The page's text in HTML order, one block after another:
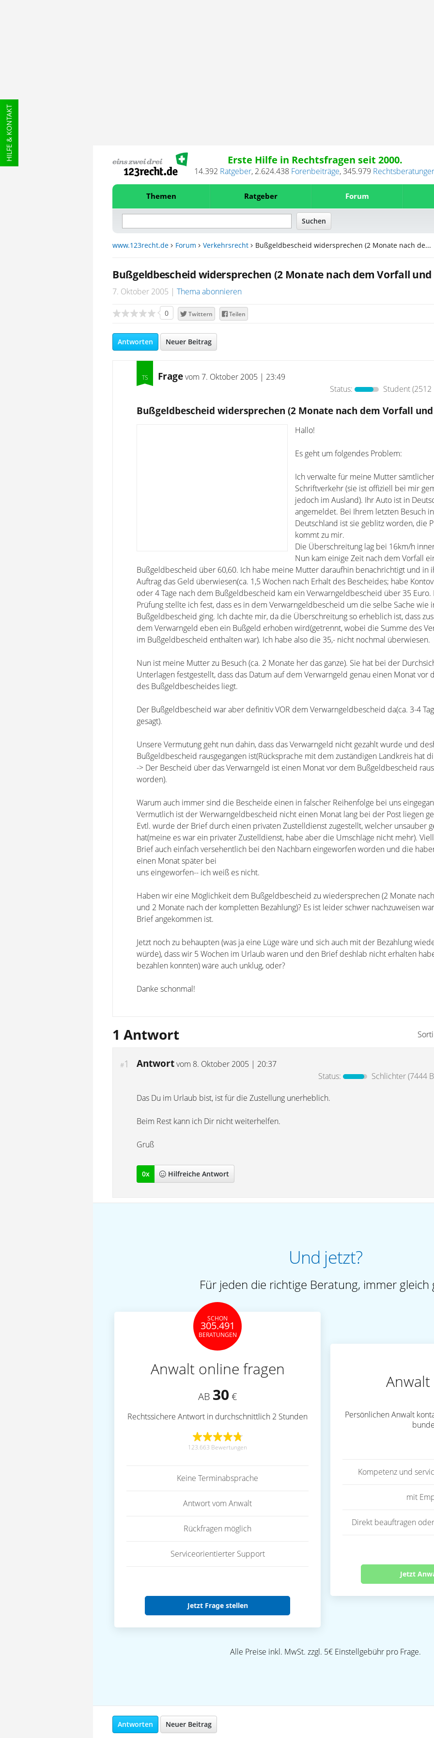
HILFE & KONTAKT Erste Hilfe in Rechtsfragen seit 2000.
14.392 Ratgeber, 2.624.438 Forenbeiträge,345.979
Themen Ratgeber Forum
www.123recht.de Forum Verkehrsrecht Bußgeldbescheid widersprechen (2 Monate nach de...
Bußgeldbescheid widersprechen (2 Monate nach dem Vorfall und
7. Oktober 2005 Thema abonnieren
0 Twittern Teilen
Antworten Neuer Beitrag
Fragevom 7. Oktober 2005 | 23:49
Status:
Student(2512
Bußgeldbescheid widersprechen (2 Monate nach dem Vorfall
Hallo!
Es geht um folgendes Problem:
Ich verwalte für meine Mutter
Schriftverkehr (sie ist offiziell bei mir
jedoch im Ausland). Ihr Auto ist in
angemeldet. Bei Ihrem letzten Besuch in
Deutschland ist sie geblitz worden, die
kommt zu mir.
Die Überschreitung lag bei 16km/h
Nun kam einige Zeit nach dem Vorfall
Bußgeldbescheid über 60,60. Ich habe meine Mutter daraufhin benachrichtigt und in
Auftrag das Geld überwiesen(ca. 1,5 Wochen nach Erhalt des Bescheides; habe
oder 4 Tage nach dem Bußgeldbescheid kam ein Verwarngeldbescheid über 35 Euro.
Prüfung stellte ich fest, dass es in dem Verwarngeldbescheid um die selbe Sache wie
Bußgeldbescheid ging. Ich dachte mir, da die Überschreitung so erheblich ist, dass
dem Verwarngeld eben ein Bußgeld erhoben wird(getrennt, wobei die Summe des
im Bußgeldbescheid enthalten war). Ich habe also die 35,- nicht nochmal überwiesen.
Nun ist meine Mutter zu Besuch (ca. 2 Monate her das ganze). Sie hat bei der
Unterlagen festgestellt, dass das Datum auf dem Verwarngeld genau einen Monat vor
des Bußgeldbescheides liegt.
Der Bußgeldbescheid war aber definitiv VOR dem Verwarngeldbescheid da(ca. 3-4
gesagt).
Unsere Vermutung geht nun dahin, dass das Verwarngeld nicht gezahlt wurde und
Bußgeldbescheid rausgegangen ist(Rücksprache mit dem zuständigen Landkreis hat
-> Der Bescheid über das Verwarngeld ist einen Monat vor dem Bußgeldbescheid
worden).
Warum auch immer sind die Bescheide einen in falscher Reihenfolge bei uns
Vermutlich ist der Werwarngeldbescheid nicht einen Monat lang bei der Post liegen
Evtl. wurde der Brief durch einen privaten Zustelldienst zugestellt, welcher unsauber
hat(meine es war ein privater Zustelldienst, habe aber die Umschläge nicht mehr).
Brief auch einfach versehentlich bei den Nachbarn eingeworfen worden und die
einen Monat später bei
uns eingeworfen-- ich weiß es nicht.
Haben wir eine Möglichkeit dem Bußgeldbescheid zu wiedersprechen (2 Monate
und 2 Monate nach der kompletten Bezahlung)? Es ist leider schwer nachzuweisen
Brief angekommen ist.
Jetzt noch zu behaupten (was ja eine Lüge wäre und sich auch mit der Bezahlung
würde), dass wir 5 Wochen im Urlaub waren und den Brief deshlab nicht erhalten
bezahlen konnten) wäre auch unklug, oder?
Danke schonmal!
1 Antwort
#1 Antwortvom 8. Oktober 2005 | 20:37
Status:
Schlichter(7444
Das Du im Urlaub bist, ist für die Zustellung unerheblich.
Beim Rest kann ich Dir nicht weiterhelfen.
Gruß
0x Hilfreiche Antwort
Und jetzt?
Für jeden die richtige Beratung, immer gleich
SCHON
305.491
BERATUNGEN
Anwalt online fragen
AB 30 €
Rechtssichere Antwort in durchschnittlich 2 Stunden
123.663 Bewertungen
Keine Terminabsprache
Antwort vom Anwalt
Rückfragen möglich
Serviceorientierter Support
Jetzt Frage stellen
Persönlichen Anwalt
Kompetenz und
mit
Direkt beauftragen
Jetzt
Alle Preise inkl. MwSt. zzgl. 5€ Einstellgebühr pro Frage.
Antworten Neuer Beitrag